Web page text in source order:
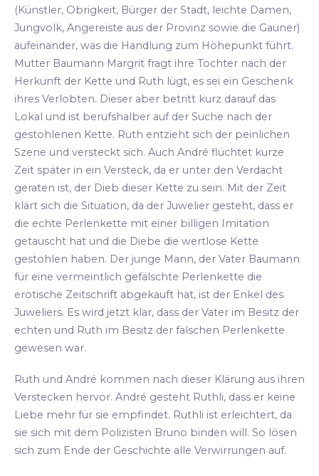
(Künstler, Obrigkeit, Bürger der Stadt, leichte Damen,
Jungvolk, Angereiste aus der Provinz sowie die Gauner)
aufeinander, was die Handlung zum Höhepunkt führt.
Mutter Baumann Margrit fragt ihre Tochter nach der
Herkunft der Kette und Ruth lügt, es sei ein Geschenk
ihres Verlobten. Dieser aber betritt kurz darauf das
Lokal und ist berufshalber auf der Suche nach der
gestohlenen Kette. Ruth entzieht sich der peinlichen
Szene und versteckt sich. Auch André flüchtet kurze
Zeit später in ein Versteck, da er unter den Verdacht
geraten ist, der Dieb dieser Kette zu sein. Mit der Zeit
klärt sich die Situation, da der Juwelier gesteht, dass er
die echte Perlenkette mit einer billigen Imitation
getauscht hat und die Diebe die wertlose Kette
gestohlen haben. Der junge Mann, der Vater Baumann
für eine vermeintlich gefälschte Perlenkette die
erotische Zeitschrift abgekauft hat, ist der Enkel des
Juweliers. Es wird jetzt klar, dass der Vater im Besitz der
echten und Ruth im Besitz der falschen Perlenkette
gewesen war.
Ruth und André kommen nach dieser Klärung aus ihren
Verstecken hervor. André gesteht Ruthli, dass er keine
Liebe mehr für sie empfindet. Ruthli ist erleichtert, da
sie sich mit dem Polizisten Bruno binden will. So lösen
sich zum Ende der Geschichte alle Verwirrungen auf.